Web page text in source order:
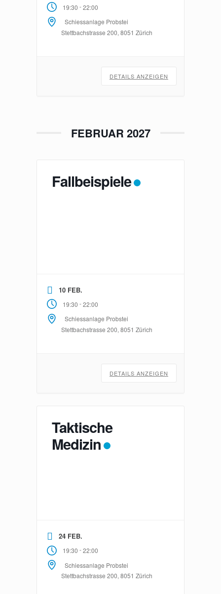
19:30 -22:00
Schiessanlage Probstei
Stettbachstrasse 200, 8051 Zürich
DETAILS ANZEIGEN
FEBRUAR 2027
Fallbeispiele
10 FEB.
19:30 -22:00
Schiessanlage Probstei
Stettbachstrasse 200, 8051 Zürich
DETAILS ANZEIGEN
Taktische
Medizin
24 FEB.
19:30 -22:00
Schiessanlage Probstei
Stettbachstrasse 200, 8051 Zürich